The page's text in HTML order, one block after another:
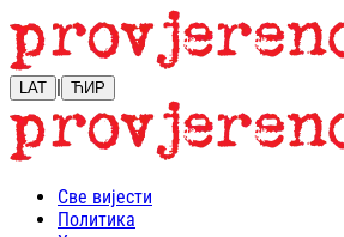
LAT | ЋИР
Све вијести
Политика